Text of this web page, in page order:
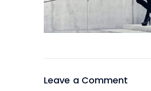
Leave a Comment